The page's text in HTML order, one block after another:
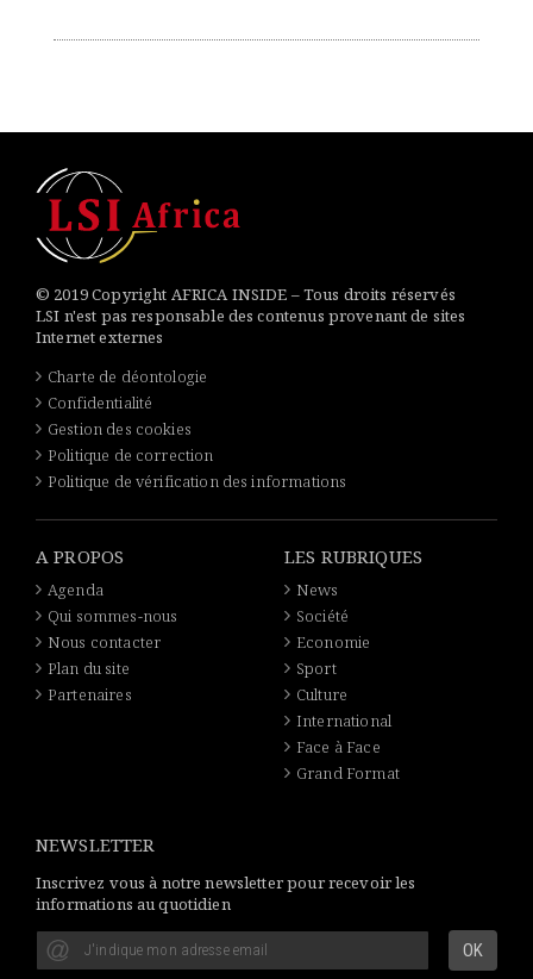
© 2019 Copyright AFRICA INSIDE – Tous droits réservés
LSI n'est pas responsable des contenus provenant de sites
Internet externes
Charte de déontologie
Confidentialité
Gestion des cookies
Politique de correction
Politique de vérification des informations
A PROPOS
Agenda
Qui sommes-nous
Nous contacter
Plan du site
Partenaires
LES RUBRIQUES
News
Société
Economie
Sport
Culture
International
Face à Face
Grand Format
NEWSLETTER
Inscrivez vous à notre newsletter pour recevoir les
informations au quotidien